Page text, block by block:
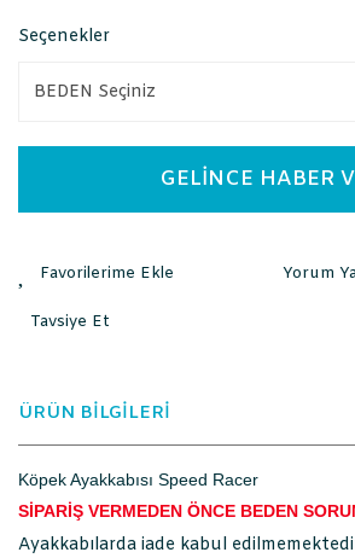
Seçenekler
GELİNCE HABER
Yorum
Tavsiye Et
ÜRÜN BİLGİLERİ
Köpek Ayakkabısı Speed Racer
SİPARİŞ VERMEDEN ÖNCE BEDEN
Ayakkabılarda iade kabul